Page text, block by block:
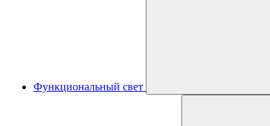
Функциональный свет